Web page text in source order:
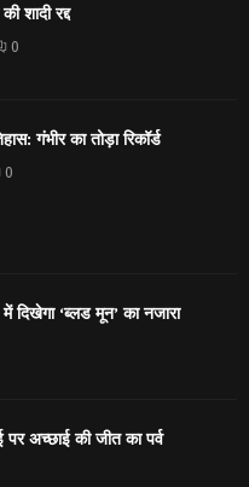
शादी रद्द
0
गंभीर का तोड़ा रिकॉर्ड
0
‘ब्लड मून’ का नजारा
अच्छाई की जीत का पर्व